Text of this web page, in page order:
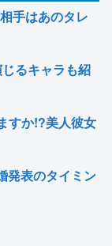
手はあのタレ
るキャラも紹
すか!?美人彼女
発表のタイミン